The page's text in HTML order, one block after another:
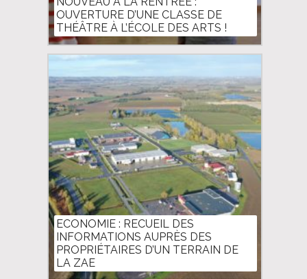
OUVERTURE D’UNE CLASSE DE
THÉÂTRE À L’ÉCOLE DES ARTS !
ECONOMIE : RECUEIL DES
INFORMATIONS AUPRÈS DES
PROPRIÉTAIRES D’UN TERRAIN DE
LA ZAE